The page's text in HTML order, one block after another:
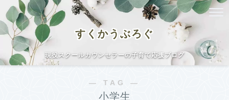
すくかうぶろぐ
現役スクールカウンセラーの子育て応援ブログ
― TAG ―
小学生